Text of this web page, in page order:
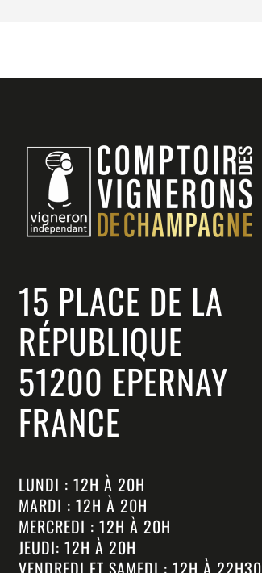
15 PLACE DE LA
RÉPUBLIQUE
51200 EPERNAY
FRANCE
LUNDI : 12H À 20H
MARDI : 12H À 20H
MERCREDI : 12H À 20H
JEUDI: 12H À 20H
VENDREDI ET SAMEDI : 12H À 22H30